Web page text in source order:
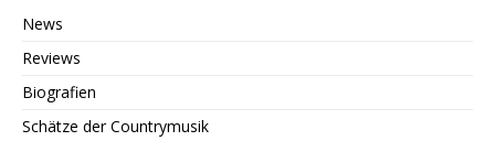
News
Reviews
Biografien
Schätze der Countrymusik